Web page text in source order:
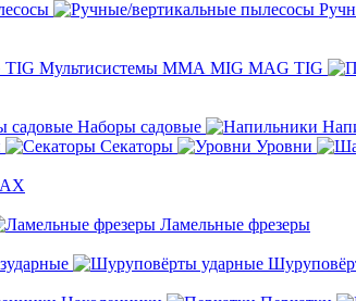
TIG Мультисистемы ММА MIG MAG TIG
Наборы садовые
Секаторы Уровни
Ламельные фрезеры